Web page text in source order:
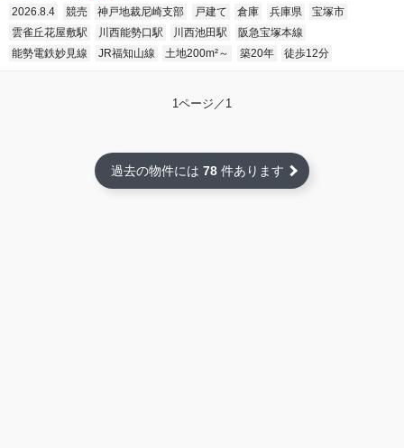
2026.8.4 競売 神戸地裁尼崎支部 戸建て 倉庫 兵庫県
宝塚市
雲雀丘花屋敷駅
川西能勢口駅 川西池田駅
阪急宝塚本線
能勢電鉄妙見線
JR福知山線 土地200m²～ 築20年 徒歩12分
1ページ／1
過去の物件には 78 件あります